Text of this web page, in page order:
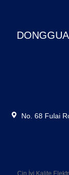
No. 68 Fulai
Çin İyi Kalite